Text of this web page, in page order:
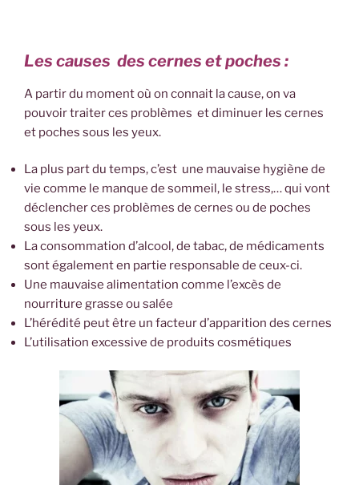
Les causes des cernes et poches :
A partir du moment où on connait la cause, on va
pouvoir traiter ces problèmes et diminuer les cernes
et poches sous les yeux.
La plus part du temps, c’est une mauvaise hygiène de
vie comme le manque de sommeil, le stress,… qui vont
déclencher ces problèmes de cernes ou de poches
sous les yeux.
La consommation d’alcool, de tabac, de médicaments
sont également en partie responsable de ceux-ci.
Une mauvaise alimentation comme l’excès de
nourriture grasse ou salée
L’hérédité peut être un facteur d’apparition des cernes
L’utilisation excessive de produits cosmétiques